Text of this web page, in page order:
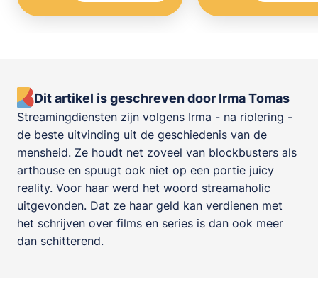
Dit artikel is geschreven door Irma Tomas
Streamingdiensten zijn volgens Irma - na riolering -
de beste uitvinding uit de geschiedenis van de
mensheid. Ze houdt net zoveel van blockbusters als
arthouse en spuugt ook niet op een portie juicy
reality. Voor haar werd het woord streamaholic
uitgevonden. Dat ze haar geld kan verdienen met
het schrijven over films en series is dan ook meer
dan schitterend.